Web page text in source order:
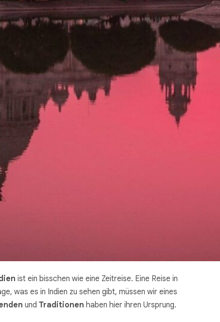
ist ein bisschen wie eine Zeitreise. Eine Reise in
was es in Indien zu sehen gibt, müssen wir eines
und Traditionen haben hier ihren Ursprung.